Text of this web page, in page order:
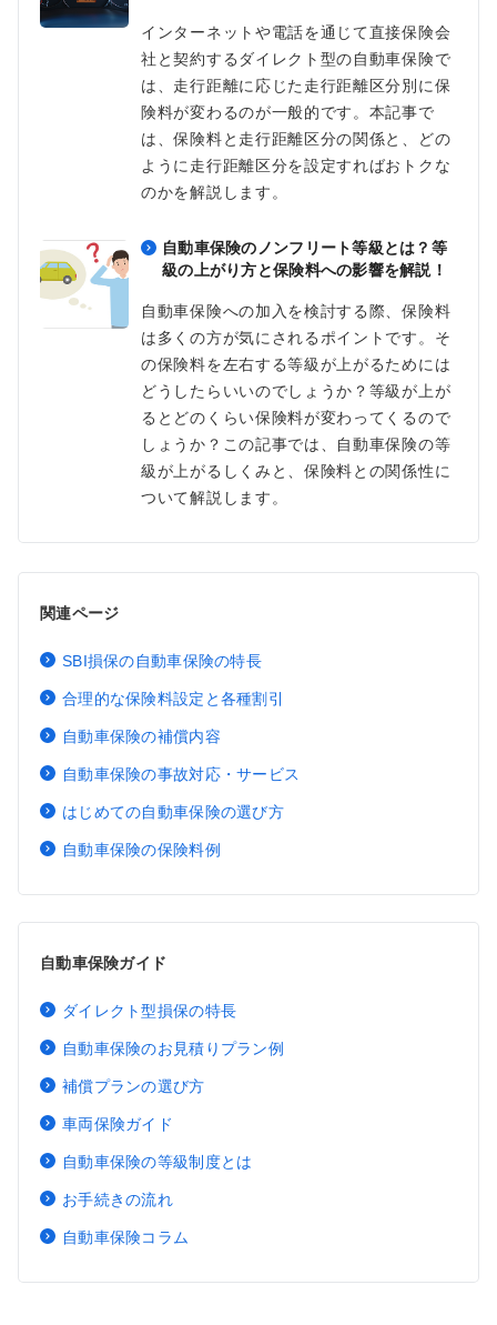
インターネットや電話を通じて直接保険会
社と契約するダイレクト型の自動車保険で
は、走行距離に応じた走行距離区分別に保
険料が変わるのが一般的です。本記事で
は、保険料と走行距離区分の関係と、どの
ように走行距離区分を設定すればおトクな
のかを解説します。
自動車保険のノンフリート等級とは？等
級の上がり方と保険料への影響を解説！
自動車保険への加入を検討する際、保険料
は多くの方が気にされるポイントです。そ
の保険料を左右する等級が上がるためには
どうしたらいいのでしょうか？等級が上が
るとどのくらい保険料が変わってくるので
しょうか？この記事では、自動車保険の等
級が上がるしくみと、保険料との関係性に
ついて解説します。
関連ページ
SBI損保の自動車保険の特長
合理的な保険料設定と各種割引
自動車保険の補償内容
自動車保険の事故対応・サービス
はじめての自動車保険の選び方
自動車保険の保険料例
自動車保険ガイド
ダイレクト型損保の特長
自動車保険のお見積りプラン例
補償プランの選び方
車両保険ガイド
自動車保険の等級制度とは
お手続きの流れ
自動車保険コラム